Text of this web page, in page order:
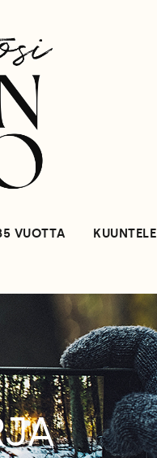
VUOTTA KUUNTELE